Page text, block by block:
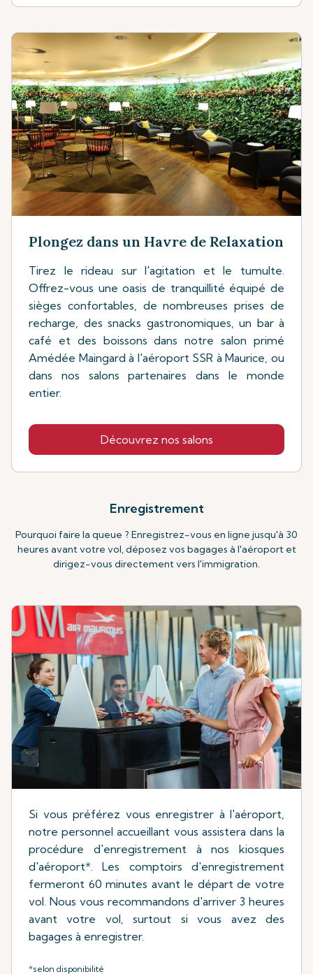
Plongez dans un Havre de Relaxation
Tirez le rideau sur l'agitation et le tumulte.
Offrez-vous une oasis de tranquillité équipé de
sièges confortables, de nombreuses prises de
recharge, des snacks gastronomiques, un bar à
café et des boissons dans notre salon primé
Amédée Maingard à l'aéroport SSR à Maurice, ou
dans nos salons partenaires dans le monde
entier.
Découvrez nos salons
Enregistrement
Pourquoi faire la queue ? Enregistrez-vous en ligne jusqu'à 30
heures avant votre vol, déposez vos bagages à l'aéroport et
dirigez-vous directement vers l'immigration.
Si vous préférez vous enregistrer à l'aéroport,
notre personnel accueillant vous assistera dans la
procédure d'enregistrement à nos kiosques
d'aéroport*. Les comptoirs d'enregistrement
fermeront 60 minutes avant le départ de votre
vol. Nous vous recommandons d'arriver 3 heures
avant votre vol, surtout si vous avez des
bagages à enregistrer.
*selon disponibilité